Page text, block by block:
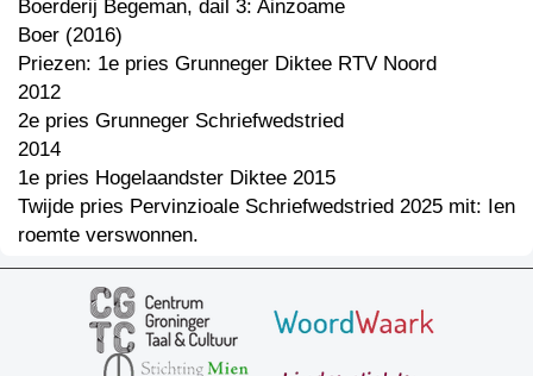
Boerderij Begeman, dail 3: Ainzoame
Boer (2016)
Priezen: 1e pries Grunneger Diktee RTV Noord
2012
2e pries Grunneger Schriefwedstried
2014
1e pries Hogelaandster Diktee 2015
Twijde pries Pervinzioale Schriefwedstried 2025 mit: Ien
roemte verswonnen.